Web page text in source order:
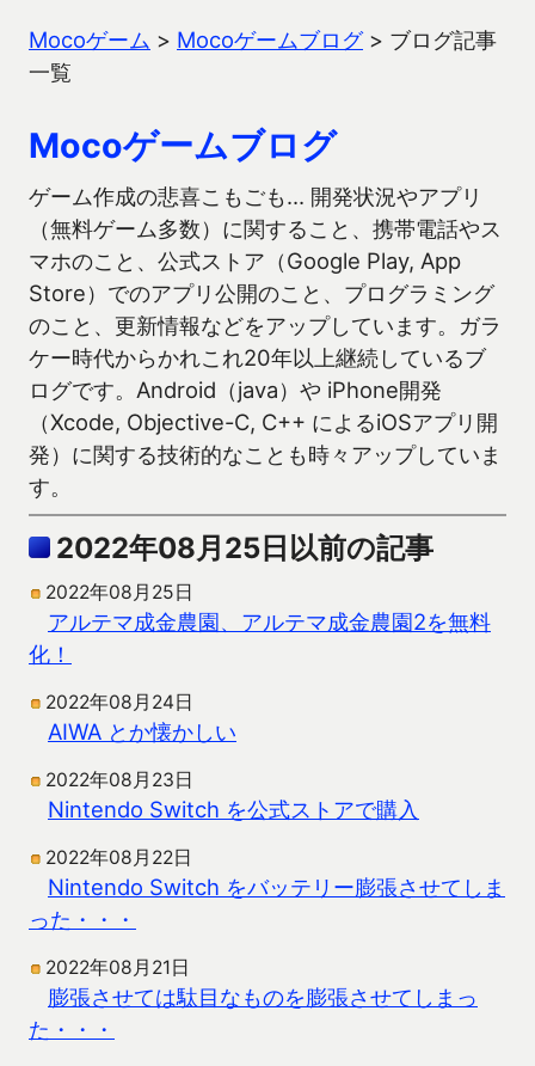
Mocoゲーム > Mocoゲームブログ> ブログ記事
一覧
Mocoゲームブログ
ゲーム作成の悲喜こもごも… 開発状況やアプリ
（無料ゲーム多数）に関すること、携帯電話やス
マホのこと、公式ストア（Google Play, App
Store）でのアプリ公開のこと、プログラミング
のこと、更新情報などをアップしています。ガラ
ケー時代からかれこれ20年以上継続しているブ
ログです。Android（java）や iPhone開発
（Xcode, Objective-C, C++ によるiOSアプリ開
発）に関する技術的なことも時々アップしていま
す。
2022年08月25日以前の記事
2022年08月25日
アルテマ成金農園、アルテマ成金農園2を無料
化！
2022年08月24日
AIWA とか懐かしい
2022年08月23日
Nintendo Switch を公式ストアで購入
2022年08月22日
Nintendo Switch をバッテリー膨張させてしま
った・・・
2022年08月21日
膨張させては駄目なものを膨張させてしまっ
た・・・